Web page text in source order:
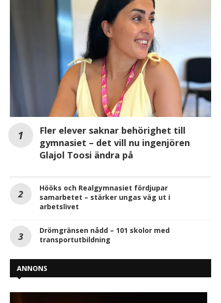
Fler elever saknar behörighet till
gymnasiet – det vill nu ingenjören
Glajol Toosi ändra på
Hööks och Realgymnasiet fördjupar
samarbetet – stärker ungas väg ut i
arbetslivet
Drömgränsen nådd – 101 skolor med
transportutbildning
ANNONS